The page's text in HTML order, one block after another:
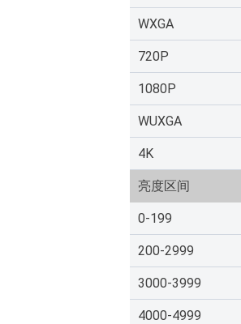
WXGA
720P
1080P
WUXGA
4K
亮度区间
0-199
200-2999
3000-3999
4000-4999